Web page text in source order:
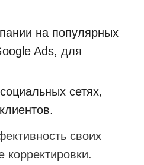
на популярных
Ads, для
сетях,
своих